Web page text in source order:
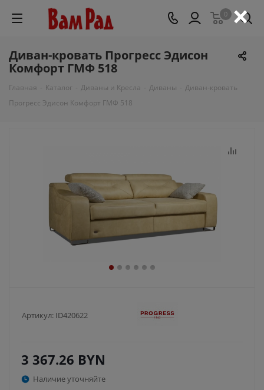
0
Диван-кровать Прогресс Эдисон
Комфорт ГМФ 518
Главная - Каталог - Диваны и Кресла - Диваны - Диван-кровать
Прогресс Эдисон Комфорт ГМФ 518
Артикул: ID420622
3 367.26 BYN
Наличие уточняйте
×